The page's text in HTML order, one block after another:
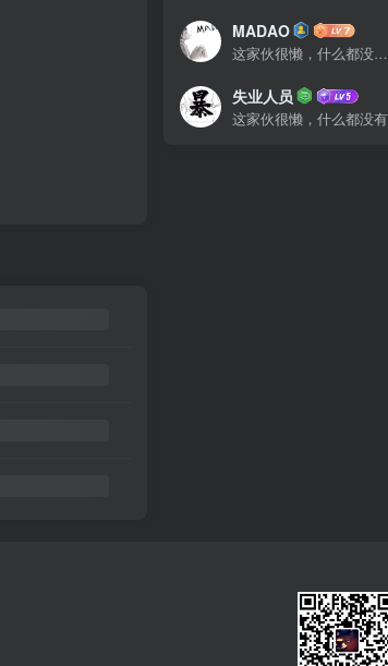
MADAO
这家伙很懒，什么都没有写...
失业人员